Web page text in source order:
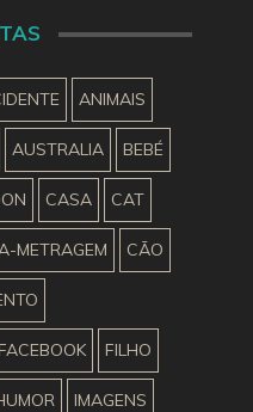
ANIMAIS
AUSTRALIA BEBÉ
CASA CAT
METRAGEM CÃO
FILHO
IMAGENS